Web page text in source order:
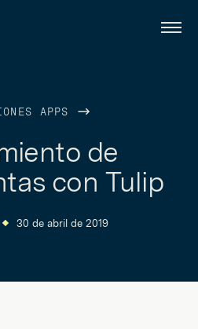
Menú
APPS
de
con Tulip
30 de abril de 2019